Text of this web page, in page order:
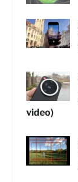
video)